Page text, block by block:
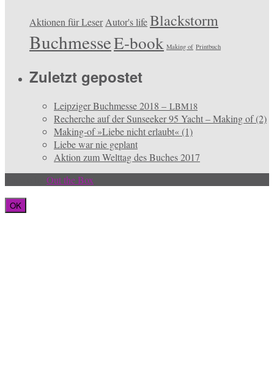
Aktionen für LeserAutor's lifeBlackstorm
BuchmesseE-book Making of Printbuch
Zuletzt gepostet
Leipziger Buchmesse 2018 – LBM18
Recherche auf der Sunseeker 95 Yacht – Making of (2)
Making-of »Liebe nicht erlaubt« (1)
Liebe war nie geplant
Aktion zum Welttag des Buches 2017
Out the Box
OK